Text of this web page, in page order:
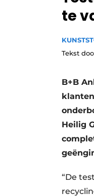
te
Tekst
B+B
Heilig
“De